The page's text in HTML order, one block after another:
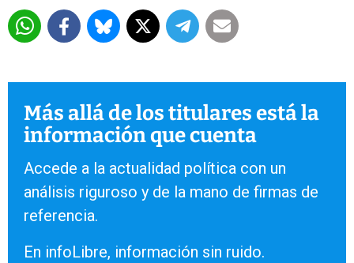
Más allá de los titulares está la
información que cuenta
Accede a la actualidad política con un
análisis riguroso y de la mano de firmas de
referencia.
En infoLibre, información sin ruido.